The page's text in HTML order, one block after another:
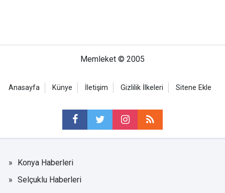
Memleket © 2005
Anasayfa Künye İletişim Gizlilik İlkeleri Sitene Ekle
Konya Haberleri
Selçuklu Haberleri